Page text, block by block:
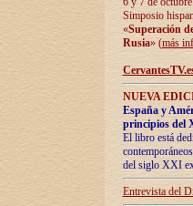
Simposio
«Superación
Rusia» (más
NUEVA
España y
principios del
El libro está
del siglo XXI
Entrevista del